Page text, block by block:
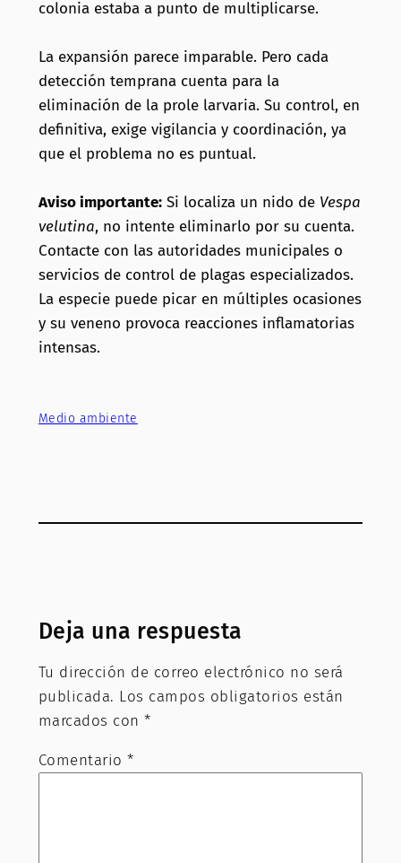
colonia estaba a punto de multiplicarse.
La expansión parece imparable. Pero cada
detección temprana cuenta para la
eliminación de la prole larvaria. Su control, en
definitiva, exige vigilancia y coordinación, ya
que el problema no es puntual.
Aviso importante:Si localiza un nido de Vespa
velutina, no intente eliminarlo por su cuenta.
Contacte con las autoridades municipales o
servicios de control de plagas especializados.
La especie puede picar en múltiples ocasiones
y su veneno provoca reacciones inflamatorias
intensas.
Medio ambiente
Deja una respuesta
Tu dirección de correo electrónico no será
publicada. Los campos obligatorios están
marcados con*
Comentario*